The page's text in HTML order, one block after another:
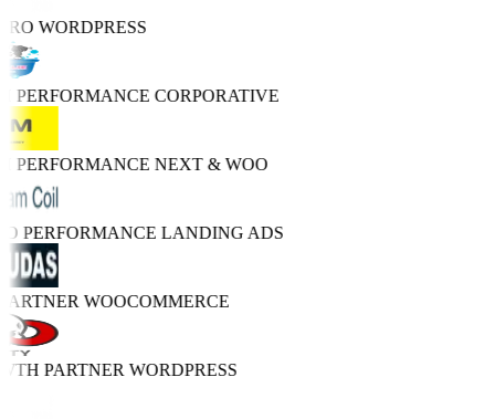
WORDPRESS
PERFORMANCECORPORATIVE
PERFORMANCENEXT & WOO
PERFORMANCELANDING ADS
WOOCOMMERCE
PARTNERWORDPRESS